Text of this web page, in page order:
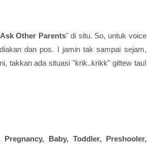
Ask Other Parents" di situ. So, untuk voice
dan pos. I jamin tak sampai sejam,
takkan ada situasi "krik..krikk" gittew tau!
Baby, Toddler, Preshooler,